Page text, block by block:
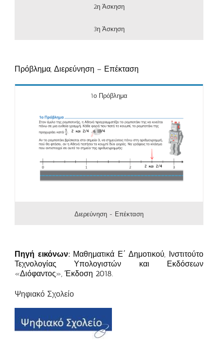
2η Άσκηση
3η Άσκηση
Πρόβλημα, Διερεύνηση – Επέκταση
1ο Πρόβλημα
Διερεύνηση - Επέκταση
Πηγή εικόνων: Μαθηματικά Ε΄ Δημοτικού, Ινστιτούτο
Τεχνολογίας Υπολογιστών και Εκδόσεων
«Διόφαντος», Έκδοση 2018.
Ψηφιακό Σχολείο